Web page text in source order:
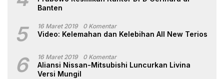
Banten
5 16 Maret 2019 0 Komentar
Video: Kelemahan dan Kelebihan All New Terios
6 16 Maret 2019 0 Komentar
Aliansi Nissan-Mitsubishi Luncurkan Livina
Versi Mungil